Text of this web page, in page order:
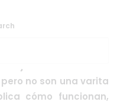
medicinal, la idea de
la tarjeta sanitaria
no son una varita
cómo funcionan,